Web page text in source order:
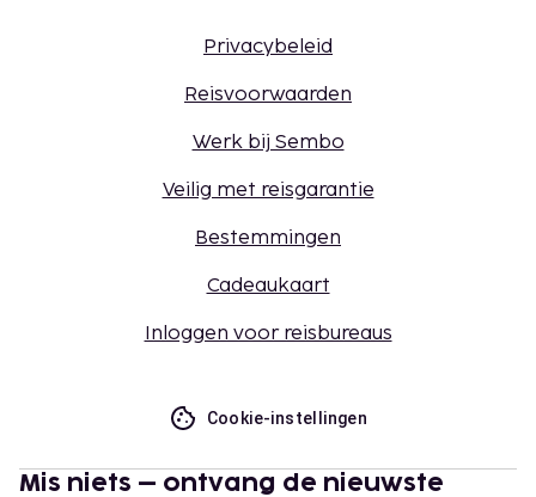
Privacybeleid
Reisvoorwaarden
Werk bij Sembo
Veilig met reisgarantie
Bestemmingen
Cadeaukaart
Inloggen voor reisbureaus
Cookie-instellingen
Mis niets – ontvang de nieuwste